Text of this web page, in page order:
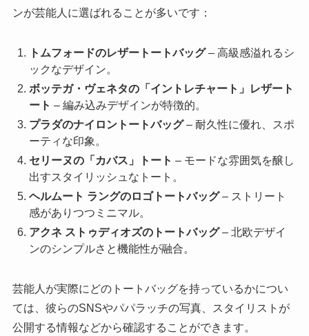
ンが芸能人に選ばれることが多いです：
トムフォードのレザートートバッグ– 高級感溢れるシ
ックなデザイン。
ボッテガ・ヴェネタの「イントレチャート」レザート
ート – 編み込みデザインが特徴的。
プラダのナイロントートバッグ– 耐久性に優れ、スポ
ーティな印象。
セリーヌの「カバス」トート – モードな雰囲気を醸し
出すスタイリッシュなトート。
ヘルムート ラングのロゴトートバッグ– ストリート
感がありつつミニマル。
アクネ ストゥディオズのトートバッグ– 北欧デザイ
ンのシンプルさと機能性が融合。
芸能人が実際にどのトートバッグを持っているかについ
ては、彼らのSNSやパパラッチの写真、スタイリストが
公開する情報などから確認することができます。